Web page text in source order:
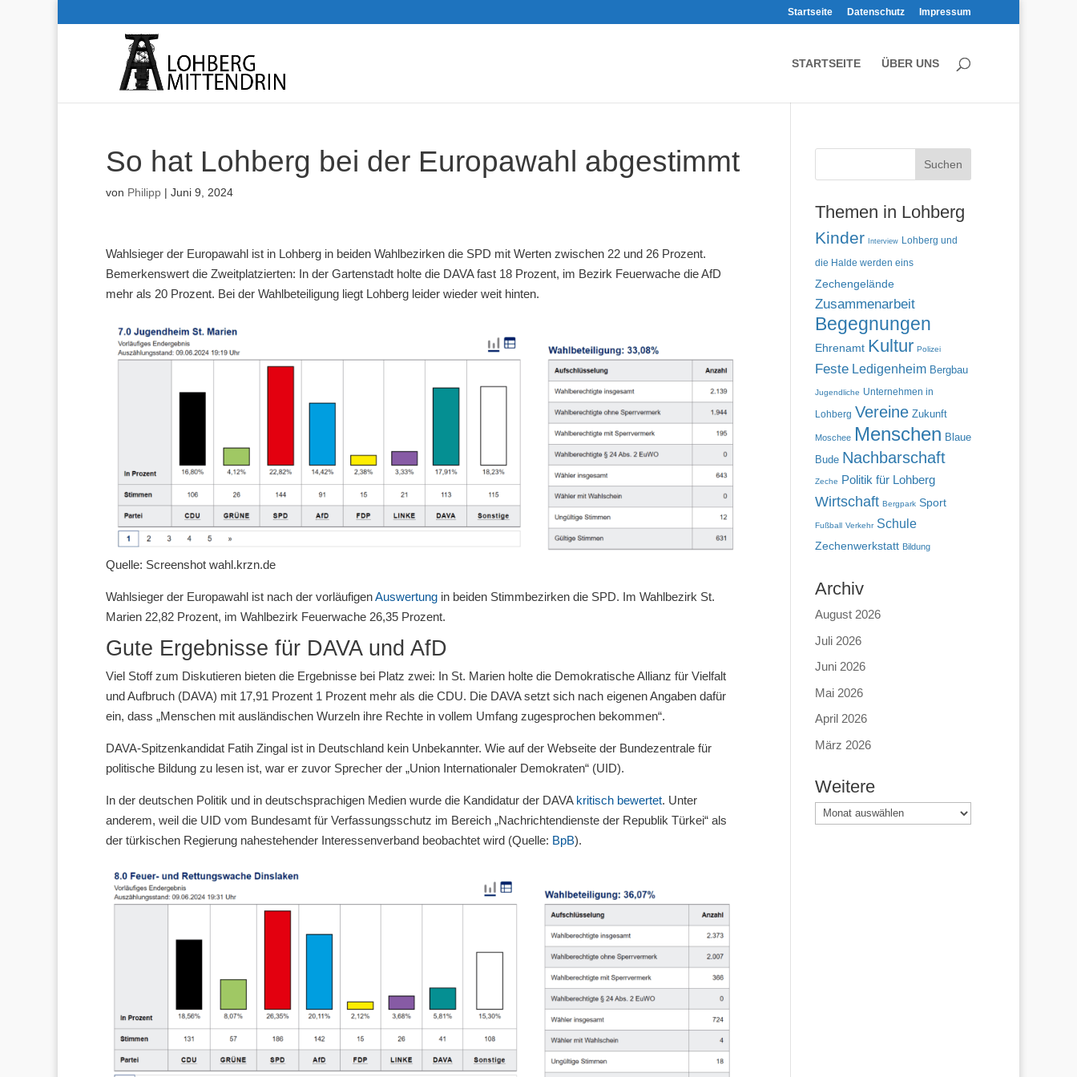
Startseite Datenschutz Impressum
STARTSEITE ÜBER UNS
So hat Lohberg bei der Europawahl abgestimmt
von Philipp | Juni 9, 2024
Wahlsieger der Europawahl ist in Lohberg in beiden Wahlbezirken die SPD mit Werten zwischen 22 und 26 Prozent.
Bemerkenswert die Zweitplatzierten: In der Gartenstadt holte die DAVA fast 18 Prozent, im Bezirk Feuerwache die AfD
mehr als 20 Prozent. Bei der Wahlbeteiligung liegt Lohberg leider wieder weit hinten.
Quelle: Screenshot wahl.krzn.de
Wahlsieger der Europawahl ist nach der vorläufigenAuswertung in beiden Stimmbezirken die SPD. Im Wahlbezirk St.
Marien 22,82 Prozent, im Wahlbezirk Feuerwache 26,35 Prozent.
Gute Ergebnisse für DAVA und AfD
Viel Stoff zum Diskutieren bieten die Ergebnisse bei Platz zwei: In St. Marien holte die Demokratische Allianz für Vielfalt
und Aufbruch (DAVA) mit 17,91 Prozent 1 Prozent mehr als die CDU. Die DAVA setzt sich nach eigenen Angaben dafür
ein, dass „Menschen mit ausländischen Wurzeln ihre Rechte in vollem Umfang zugesprochen bekommen“.
DAVA-Spitzenkandidat Fatih Zingal ist in Deutschland kein Unbekannter. Wie auf der Webseite der Bundezentrale für
politische Bildung zu lesen ist, war er zuvor Sprecher der „Union Internationaler Demokraten“ (UID).
In der deutschen Politik und in deutschsprachigen Medien wurde die Kandidatur der DAVA kritisch bewertet. Unter
anderem, weil die UID vom Bundesamt für Verfassungsschutz im Bereich „Nachrichtendienste der Republik Türkei“ als
der türkischen Regierung nahestehender Interessenverband beobachtet wird (Quelle: BpB).
Themen in Lohberg
Kinder Interview
Lohberg und
die Halde werden eins
Zechengelände
Zusammenarbeit
Begegnungen
Ehrenamt Kultur Polizei
Feste Ledigenheim Bergbau
Jugendliche Unternehmen in
Lohberg Vereine Zukunft
Moschee Menschen Blaue
Bude Nachbarschaft
Zeche Politik für Lohberg
Wirtschaft Bergpark Sport
Fußball Verkehr Schule
Zechenwerkstatt Bildung
Archiv
August 2026
Juli 2026
Juni 2026
Mai 2026
April 2026
März 2026
Weitere
Weitere